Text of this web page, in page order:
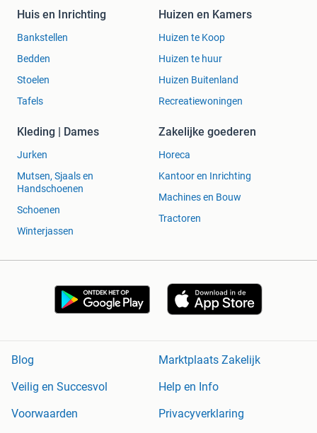
Huis en Inrichting
Bankstellen
Bedden
Stoelen
Tafels
Huizen en Kamers
Huizen te Koop
Huizen te huur
Huizen Buitenland
Recreatiewoningen
Kleding | Dames
Jurken
Mutsen, Sjaals en
Handschoenen
Schoenen
Winterjassen
Zakelijke goederen
Horeca
Kantoor en Inrichting
Machines en Bouw
Tractoren
Blog
Marktplaats Zakelijk
Veilig en Succesvol
Help en Info
Voorwaarden
Privacyverklaring